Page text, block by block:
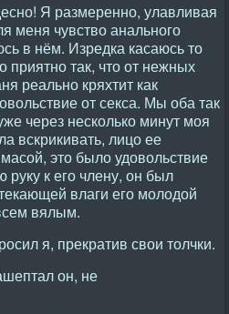
Я размеренно, улавливая
меня чувство анального
в нём. Изредка касаюсь то
приятно так, что от нежных
реально кряхтит как
от секса. Мы оба так
через несколько минут моя
вскрикивать, лицо ее
это было удовольствие
руку к его члену, он был
влаги его молодой
вялым.
я, прекратив свои толчки.
он, не